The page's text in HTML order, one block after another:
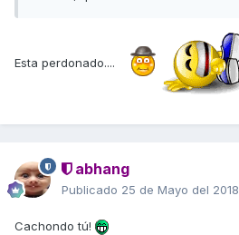
Esta perdonado....
abhang
Publicado 25 de Mayo del 2018
Cachondo tú!